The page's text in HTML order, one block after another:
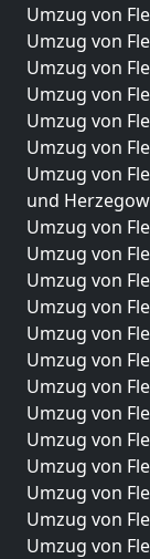
Umzug von
Umzug von
Umzug von
Umzug von
Umzug von
Umzug von
Umzug von
und
Umzug von
Umzug von
Umzug von
Umzug von
Umzug von
Umzug von
Umzug von
Umzug von
Umzug von
Umzug von
Umzug von
Umzug von
Umzug von